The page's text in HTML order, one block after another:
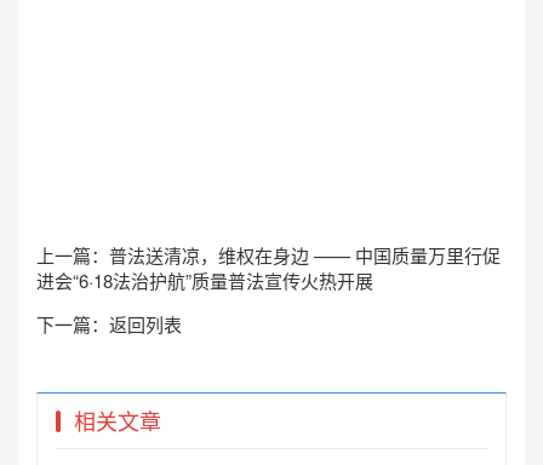
上一篇： 普法送清凉，维权在身边 —— 中国质量万里行促
进会“6·18法治护航”质量普法宣传火热开展
下一篇： 返回列表
相关文章